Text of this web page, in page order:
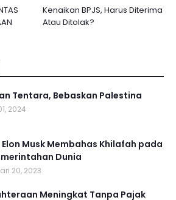
Kenaikan BPJS, Harus Diterima
Atau Ditolak?
Tentara, Bebaskan Palestina
2024
Musk Membahas Khilafah pada
Dunia
20, 2023
Meningkat Tanpa Pajak